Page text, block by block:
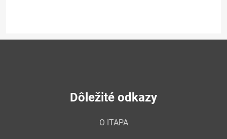
Dôležité odkazy
O ITAPA